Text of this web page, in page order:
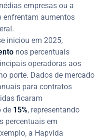
empresas ou a
enfrentam aumentos
iniciou em 2025,
nos percentuais
operadoras aos
porte. Dados de mercado
para contratos
ficaram
de 15%, representando
percentuais em
a Hapvida